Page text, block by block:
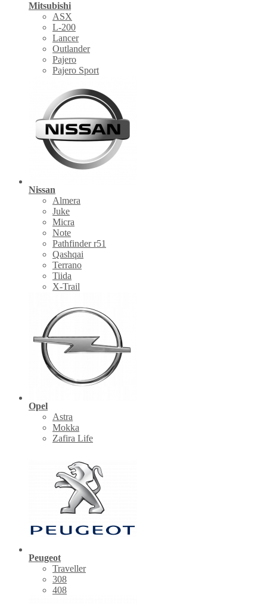
Mitsubishi
ASX
L-200
Lancer
Outlander
Pajero
Pajero Sport
Nissan
Almera
Juke
Micra
Note
Pathfinder r51
Qashqai
Terrano
Tiida
X-Trail
Opel
Astra
Mokka
Zafira Life
Peugeot
Traveller
308
408